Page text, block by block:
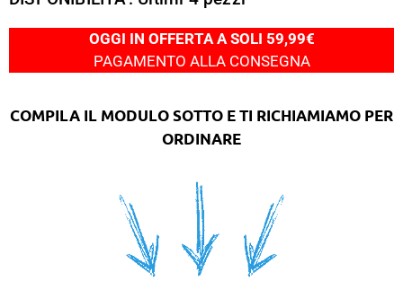
OGGI IN OFFERTA A SOLI 59,99€
PAGAMENTO ALLA CONSEGNA
COMPILA IL MODULO SOTTO E TI RICHIAMIAMO PER
ORDINARE